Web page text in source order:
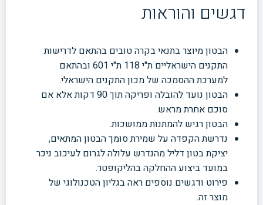
דגשים והוראות
הבטון מיוצר בתנאי בקרה טובים בהתאם לדרישות
התקנים הישראליים ת"י 118 ת"י 601 ובהתאם
למערכת ההסמכה של מכון התקנים הישראלי.
הבטון נועד להובלה ופריקה תוך 90 דקות אלא אם
סוכם אחרת מראש.
הבטון רגיש להמתנות ממושכות.
נדרשת הקפדה על שמירת סומך הבטון המתאים,
יציקת בטון דליל מהנדרש עלולה לגרום לעיכוב ניכר
במועד ביצוע ההחלקה בהליקופטר.
פירוט ודגשים נוספים ראה בגליון הטכנולוגי של
מוצר זה.